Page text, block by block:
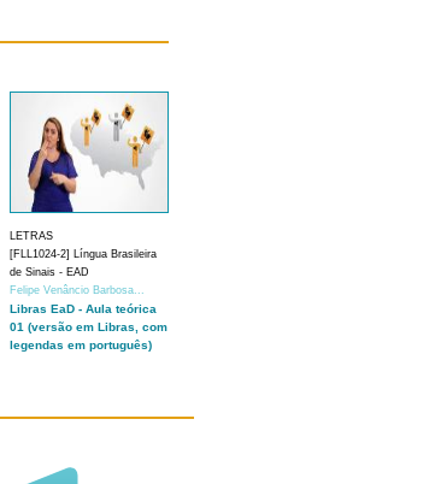
LETRAS
[FLL1024-2] Língua Brasileira
de Sinais - EAD
Felipe Venâncio Barbosa...
Libras EaD - Aula teórica
01 (versão em Libras, com
legendas em português)